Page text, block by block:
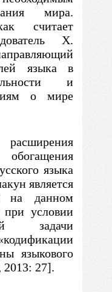
мира.
считает
Х.
языка в
и
о мире
языка
является
на данном
при условии
задачи
языкового
2013: 27].